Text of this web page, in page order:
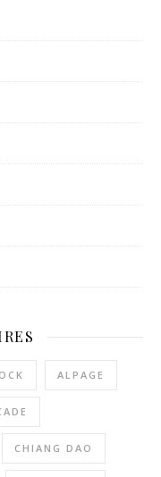
ALPAGE
CHIANG DAO